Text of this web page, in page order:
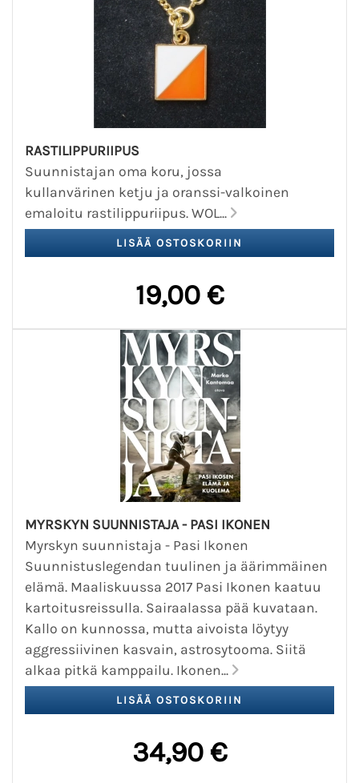
RASTILIPPURIIPUS
Suunnistajan oma koru, jossa
kullanvärinen ketju ja oranssi-valkoinen
emaloitu rastilippuriipus. WOL...
19,00 €
MYRSKYN SUUNNISTAJA - PASI IKONEN
Myrskyn suunnistaja - Pasi Ikonen
Suunnistuslegendan tuulinen ja äärimmäinen
elämä. Maaliskuussa 2017 Pasi Ikonen kaatuu
kartoitusreissulla. Sairaalassa pää kuvataan.
Kallo on kunnossa, mutta aivoista löytyy
aggressiivinen kasvain, astrosytooma. Siitä
alkaa pitkä kamppailu. Ikonen...
34,90 €